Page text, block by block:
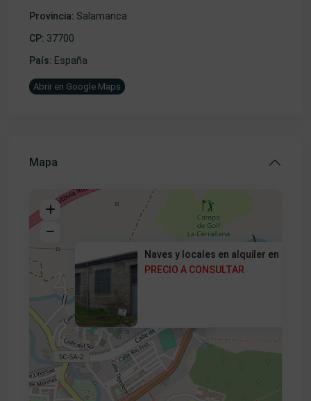
Provincia: Salamanca
CP: 37700
País: España
Abrir en Google Maps
Mapa
PRECIO A CONSULTAR
Naves y locales en alquiler en
PRECIO A CONSULTAR